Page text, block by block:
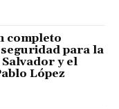
completo
para la
y el
López